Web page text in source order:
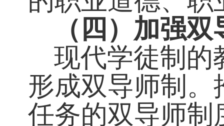
培养，积极探
着力培养学生
的职业道德、
（四）加强